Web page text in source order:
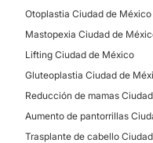
Otoplastia Ciudad de México
Mastopexia Ciudad de
Lifting Ciudad de México
Gluteoplastia Ciudad de
Reducción de mamas
Aumento de pantorrillas
Trasplante de cabello